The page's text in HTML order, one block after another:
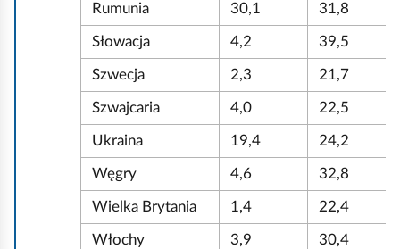
Rumunia 30,1 31,8
Słowacja 4,2 39,5
Szwecja 2,3 21,7
Szwajcaria 4,0 22,5
Ukraina 19,4 24,2
Węgry 4,6 32,8
Wielka Brytania 1,4 22,4
Włochy 3,9 30,4